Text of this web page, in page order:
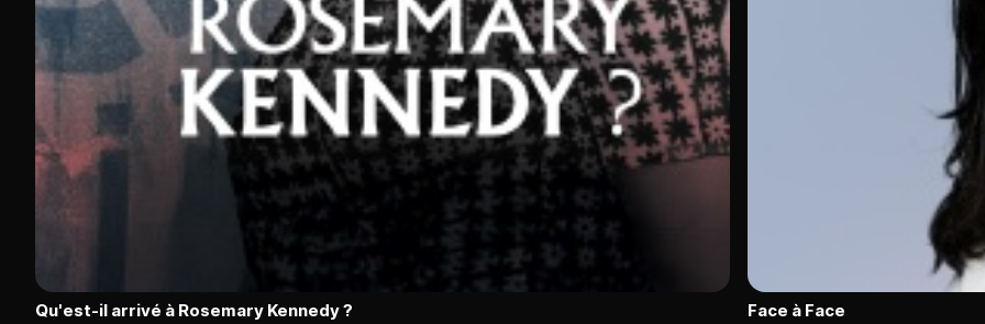
Qu'est-il arrivé à Rosemary Kennedy ? Face à Face